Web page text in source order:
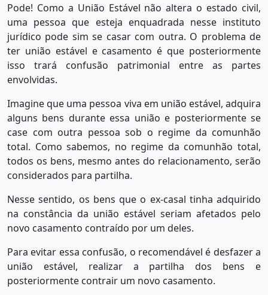
Pode! Como a União Estável não altera o estado civil,
uma pessoa que esteja enquadrada nesse instituto
jurídico pode sim se casar com outra. O problema de
ter união estável e casamento é que posteriormente
isso trará confusão patrimonial entre as partes
envolvidas.
Imagine que uma pessoa viva em união estável, adquira
alguns bens durante essa união e posteriormente se
case com outra pessoa sob o regime da comunhão
total. Como sabemos, no regime da comunhão total,
todos os bens, mesmo antes do relacionamento, serão
considerados para partilha.
Nesse sentido, os bens que o ex-casal tinha adquirido
na constância da união estável seriam afetados pelo
novo casamento contraído por um deles.
Para evitar essa confusão, o recomendável é desfazer a
união estável, realizar a partilha dos bens e
posteriormente contrair um novo casamento.